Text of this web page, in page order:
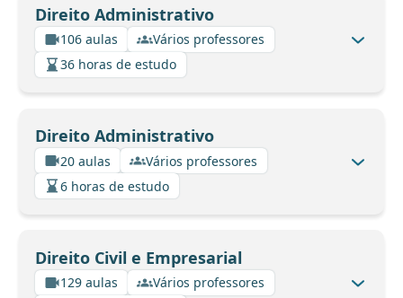
Direito Administrativo
106 aulas
Vários professores
36 horas de estudo
Direito Administrativo
20 aulas
Vários professores
6 horas de estudo
Direito Civil e Empresarial
129 aulas
Vários professores